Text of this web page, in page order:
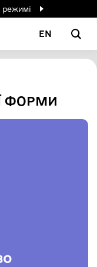
режимі
EN
ФОРМИ